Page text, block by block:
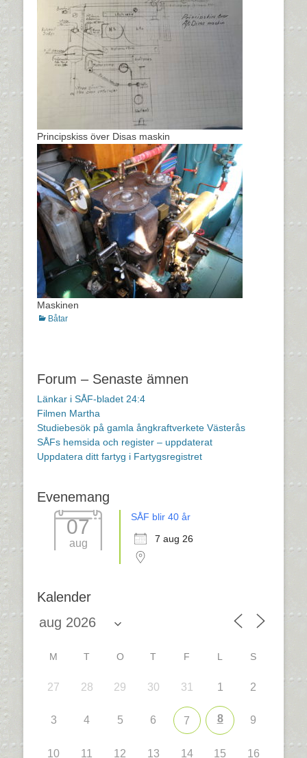
Principskiss över Disas maskin
Maskinen
Kategorier
Båtar
Forum – Senaste ämnen
Länkar i SÅF-bladet 24:4
Filmen Martha
Studiebesök på gamla ångkraftverkete Västerås
SÅFs hemsida och register – uppdaterat
Uppdatera ditt fartyg i Fartygsregistret
Evenemang
07
aug
SÅF blir 40 år
7 aug 26
Kalender
M T O T F L S
27 28 29 30 31 1 2
3 4 5 6 7 8 9
10 11 12 13 14 15 16